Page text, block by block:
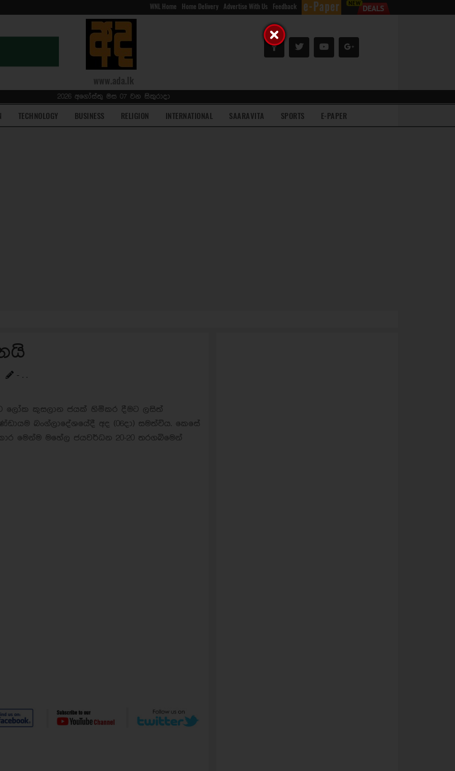
WNL Home Home Delivery Advertise With Us Feedback
www.ada.lk
2026 අගෝස්තු මස 07 වන සිකුරාදා
TECHNOLOGY BUSINESS RELIGION INTERNATIONAL SAARAVITA SPORTS E-PAPER
- . .
ලෝක කුසලාන ජයක් හිමිකර දීමට ලසිත්
බංග්ලාදේශයේදී අද (06දා) සමත්විය. කෙසේ
මෙන්ම මහේල ජයවර්ධන 20-20 තරගබිමෙන්